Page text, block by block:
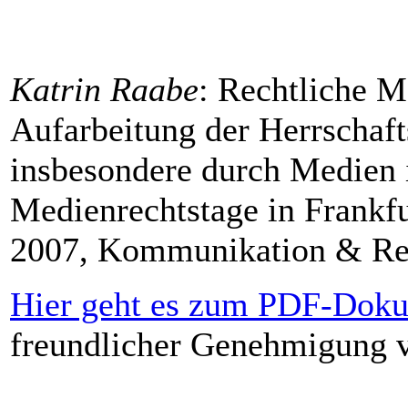
Katrin Raabe: Rechtliche
Aufarbeitung der
insbesondere durch
Medienrechtstage in
2007, Kommunikation &
Hier geht es zum PDF-
freundlicher Genehmigung